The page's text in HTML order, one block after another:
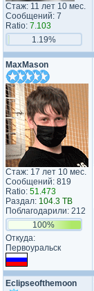
Стаж: 11 лет 10 мес.
Сообщений: 7
Ratio: 7.103
1.19%
MaxMason
Стаж: 17 лет 10 мес.
Сообщений: 819
Ratio: 51.473
Раздал: 104.3 TB
Поблагодарили: 212
100%
Откуда:
Первоуральск
Eclipseof​themoon​